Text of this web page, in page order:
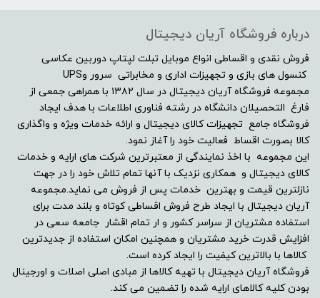
اندازه صفحه نمایش
"16.0
نوع صفحه نمایش
WQXGA (2560 x 1600) IPS
نرخ تصویر
165 هرتز
صفحه نمایش مات
درباره فروشگاه آریان دیجیتال
فروش نقدی و اقساطی انواع موبایل تبلت لپتاپ دوربین عکاسی
کنسول های بازی و تجهیزات اداری و مخابراتی سرور وUPS
مجموعه فروشگاه آریان دیجیتال در سال ۱۳۸۲ با همراهی جمعی از
فارغ التحصیلان دانشگاه در رشته فناوری اطلاعات با هدف ایجاد
فروشگاه جامع تجهیزات کالای دیجیتال و ارائه خدمات ویژه و واگذاری
کالا بصورت اقساط فعالیت خود را آغاز نمود.
این مجموعه با اخذ نمایندگی از معتبرترین شرکت های ارایه و خدمات
کالای دیجیتال و همکاری نزدیک با آنها تمام تلاش خود را در جهت
نازلترین قیمت و بهترین خدمات پس از فروش می نماید.مجموعه
آریان دیجیتال با ایجاد طرح فروش اقساطی کوتاه و بلند مدت برای
استفاده مشتریان از سراسر کشور و ار تمام اقشار جامعه سعی در
افزایش قدرت خرید مشتریان و همچنین امکان استفاده از جدیدترین
کالاها با بالاترین کیفیت را ایجاد کرده است.
فروشگاه آریان دیجیتال با تهیه کالاها از مبادی اصلی اصلات و اورجینال
بودن کلیه کالاهای ارایه شده را تضمین می کند.